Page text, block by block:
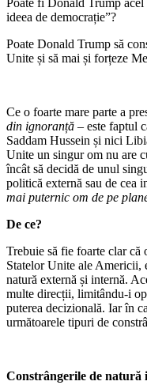
Poate fi Donald Trump acel
ideea de democrație”?
Poate Donald Trump să
Unite și să mai și forțeze
Ce o foarte mare parte a
din ignoranță – este faptul
Saddam Hussein și nici
Unite un singur om nu are
încât să decidă de unul
politică externă sau de cea
mai puternic om de pe
De ce?
Trebuie să fie foarte clar
Statelor Unite ale Americii,
natură externă și internă.
multe direcții, limitându-i
puterea decizională. Iar în
următoarele tipuri de
Constrângerile de natură